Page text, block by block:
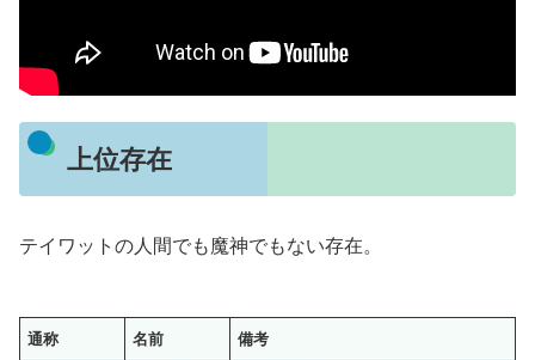
上位存在
テイワットの人間でも魔神でもない存在。
通称 名前 備考